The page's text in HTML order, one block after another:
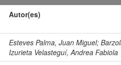
Autor(es)
Esteves Palma, Juan Miguel;
Izurieta Velasteguí, Andrea Fabiola